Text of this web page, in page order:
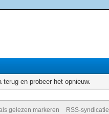
en probeer het opnieuw.
gelezen markeren RSS-syndicatie